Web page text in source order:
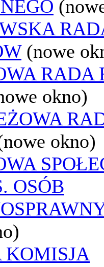
(nowe
RADA
okno)
okno)
OSÓB
KOMISJA